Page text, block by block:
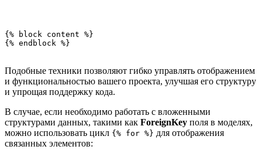
{% block content %}
Подобные техники позволяют гибко управлять отображением
и функциональностью вашего проекта, улучшая его структуру
и упрощая поддержку кода.
В случае, если необходимо работать с вложенными
структурами данных, такими как ForeignKey поля в моделях,
можно использовать цикл {% for %} для отображения
связанных элементов: